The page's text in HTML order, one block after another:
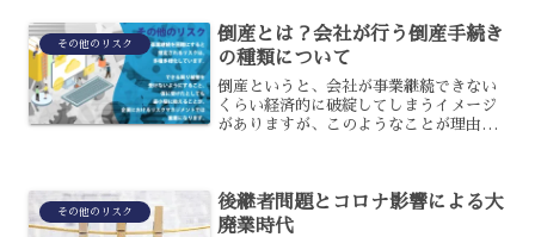
を削除するとい...
その他のリスク
倒産とは？会社が行う倒産手続き
の種類について
倒産というと、会社が事業継続できない
くらい経済的に破綻してしまうイメージ
がありますが、このようなことが理由で
類裁判所が監督する会社更...
その他のリスク
後継者問題とコロナ影響による大
廃業時代